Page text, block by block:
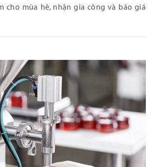
cho mùa hè, nhận gia công và báo giá